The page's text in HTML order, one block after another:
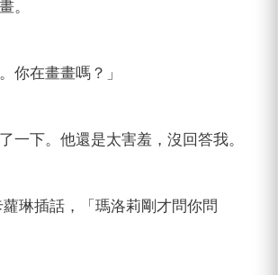
。
你在畫畫嗎？」
一下。他還是太害羞，沒回答我。
蘿琳插話，「瑪洛莉剛才問你問